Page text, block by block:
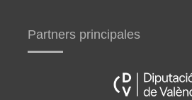
Partners principales